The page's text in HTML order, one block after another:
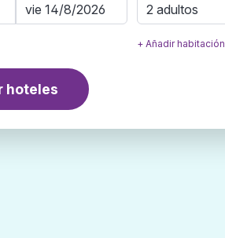
2 adultos
+ Añadir habitación
hoteles